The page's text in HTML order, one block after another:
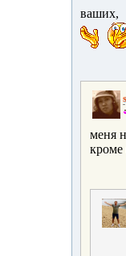
ваших,
меня
кроме